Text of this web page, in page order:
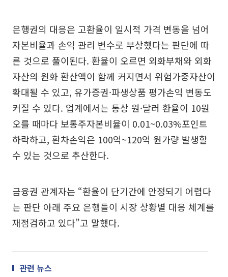
은행권의 대응은 고환율이 일시적 가격 변동을 넘어
자본비율과 손익 관리 변수로 부상했다는 판단에 따
른 것으로 풀이된다. 환율이 오르면 외화부채와 외화
자산의 원화 환산액이 함께 커지면서 위험가중자산이
확대될 수 있고, 유가증권·파생상품 평가손익 변동도
커질 수 있다. 업계에서는 통상 원·달러 환율이 10원
오를 때마다 보통주자본비율이 0.01~0.03%포인트
하락하고, 환차손익은 100억~120억 원가량 발생할
수 있는 것으로 추산한다.
금융권 관계자는 “환율이 단기간에 안정되기 어렵다
는 판단 아래 주요 은행들이 시장 상황별 대응 체계를
재점검하고 있다”고 말했다.
관련 뉴스